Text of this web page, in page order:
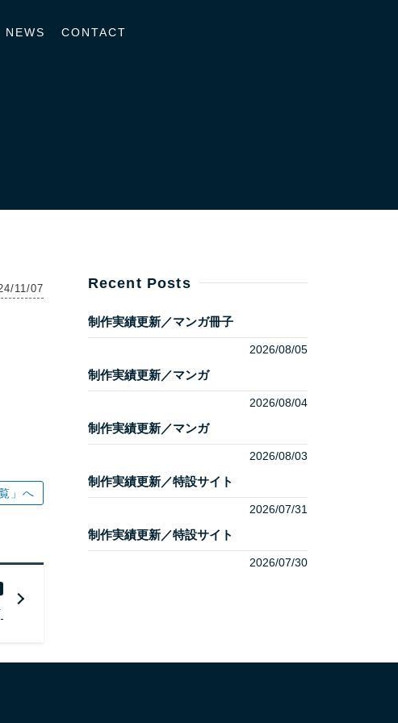
NEWS CONTACT
11/07
」へ
Recent Posts
制作実績更新／マンガ冊子
2026/08/05
制作実績更新／マンガ
2026/08/04
制作実績更新／マンガ
2026/08/03
制作実績更新／特設サイト
2026/07/31
制作実績更新／特設サイト
2026/07/30